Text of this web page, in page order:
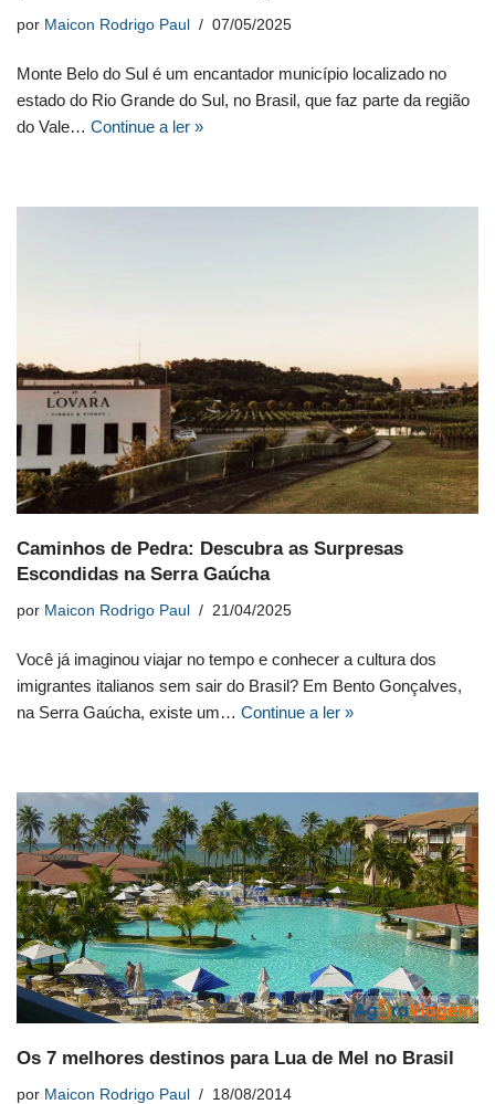
por Maicon Rodrigo Paul 07/05/2025
Monte Belo do Sul é um encantador município localizado no
estado do Rio Grande do Sul, no Brasil, que faz parte da região
do Vale… Continue a ler »
Caminhos de Pedra: Descubra as Surpresas
Escondidas na Serra Gaúcha
por Maicon Rodrigo Paul 21/04/2025
Você já imaginou viajar no tempo e conhecer a cultura dos
imigrantes italianos sem sair do Brasil? Em Bento Gonçalves,
na Serra Gaúcha, existe um… Continue a ler »
Os 7 melhores destinos para Lua de Mel no Brasil
por Maicon Rodrigo Paul 18/08/2014